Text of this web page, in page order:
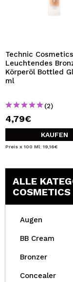
Technic
Leuchtendes
Körperöl Bottled
ml
(2)
4,79€
KAUFEN
Preis x 100 Ml: 19,16€
ALLE
COSMETICS
Augen
BB Cream
Bronzer
Concealer